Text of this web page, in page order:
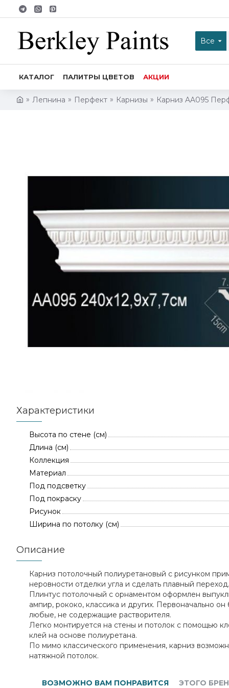
Все
КАТАЛОГ ПАЛИТРЫ ЦВЕТОВ АКЦИИ
Лепнина Перфект Карнизы Карниз AA095
Характеристики
Высота по стене (см)
Длина (см)
Коллекция
Материал
Под подсветку
Под покраску
Рисунок
Ширина по потолку (см)
Описание
Карниз потолочный полиуретановый с рисунком
неровности отделки угла и сделать плавный переход.
Плинтус потолочный с орнаментом оформлен
ампир, рококо, классика и других. Первоначально
любые, не содержащие растворителя.
Легко монтируется на стены и потолок с помощью
клей на основе полиуретана.
По мимо классического применения, карниз
натяжной потолок.
ВОЗМОЖНО ВАМ ПОНРАВИТСЯ ЭТОГО